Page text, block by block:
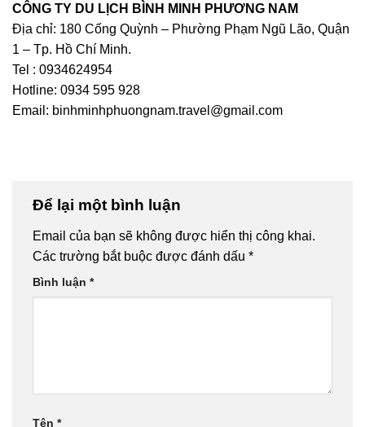
CÔNG TY DU LỊCH BÌNH MINH PHƯƠNG NAM
Địa chỉ: 180 Cống Quỳnh – Phường Phạm Ngũ Lão, Quận
1 – Tp. Hồ Chí Minh.
Tel : 0934624954
Hotline: 0934 595 928
Email: binhminhphuongnam.travel@gmail.com
Để lại một bình luận
Email của bạn sẽ không được hiển thị công khai.
Các trường bắt buộc được đánh dấu *
Bình luận *
Tên *